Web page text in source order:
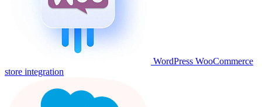
WordPress WooCommerce
store integration